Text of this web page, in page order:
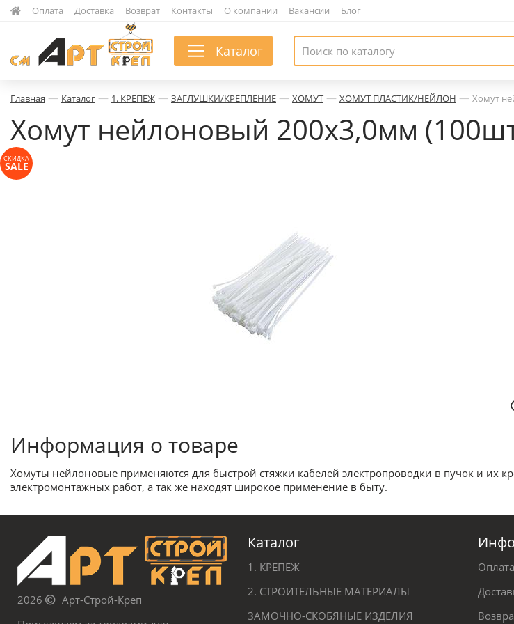
Оплата Доставка Возврат Контакты О компании Вакансии Блог
Каталог
Главная — Каталог — 1. КРЕПЕЖ — ЗАГЛУШКИ/КРЕПЛЕНИЕ — ХОМУТ — ХОМУТ ПЛАСТИК/НЕЙЛОН — Хомут
Хомут нейлоновый 200х3,0мм
СКИДКА
SALE
Информация о товаре
Хомуты нейлоновые применяются для быстрой стяжки кабелей электропроводки в пучок и их
электромонтажных работ, а так же находят широкое применение в быту.
2026
Арт-Строй-Креп
Каталог
1. КРЕПЕЖ
2. СТРОИТЕЛЬНЫЕ МАТЕРИАЛЫ
ЗАМОЧНО-СКОБЯНЫЕ ИЗДЕЛИЯ
Оплата